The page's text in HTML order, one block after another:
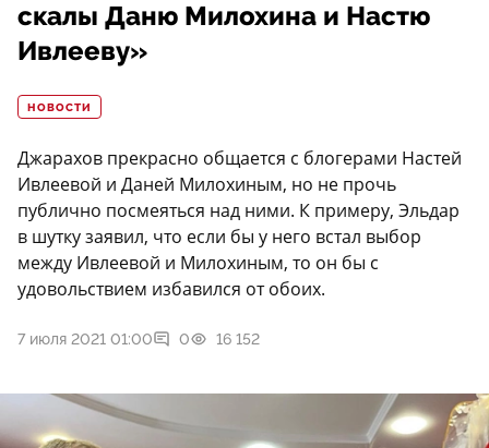
скалы Даню Милохина и Настю
Ивлееву»
НОВОСТИ
Джарахов прекрасно общается с блогерами Настей
Ивлеевой и Даней Милохиным, но не прочь
публично посмеяться над ними. К примеру, Эльдар
в шутку заявил, что если бы у него встал выбор
между Ивлеевой и Милохиным, то он бы с
удовольствием избавился от обоих.
7 июля 2021 01:00 0 16 152